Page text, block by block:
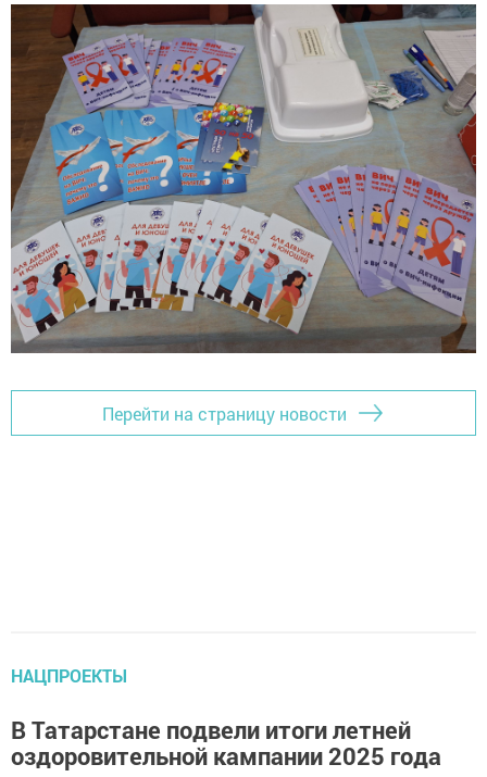
Перейти на страницу новости
НАЦПРОЕКТЫ
В Татарстане подвели итоги летней
оздоровительной кампании 2025 года